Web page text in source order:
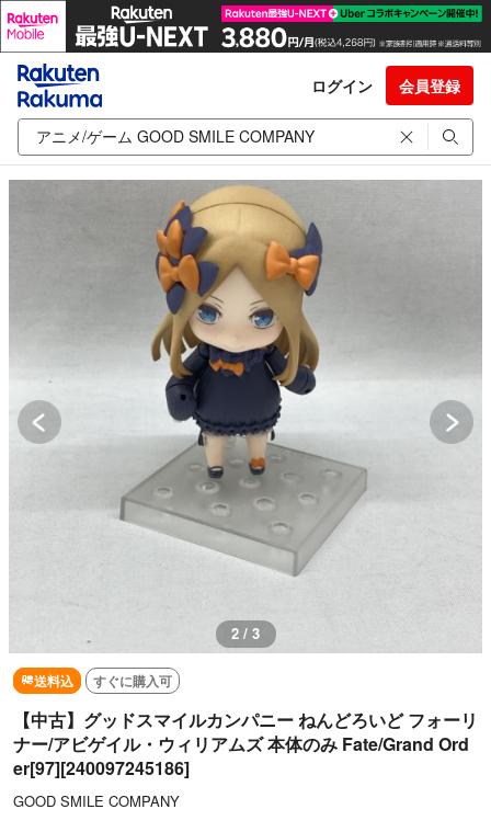
ログイン 会員登録
3 / 3
送料込 すぐに購入可
【中古】グッドスマイルカンパニー ねんどろいど フォーリ
ナー/アビゲイル・ウィリアムズ 本体のみ Fate/Grand Ord
er[97][240097245186]
GOOD SMILE COMPANY